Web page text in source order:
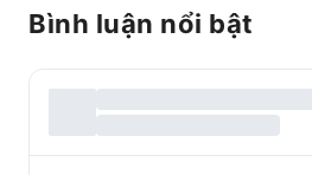
Bình luận nổi bật